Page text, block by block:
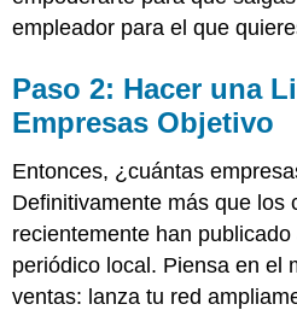
empleador para el que
Paso 2: Hacer una
Empresas Objetivo
Entonces, ¿cuántas
Definitivamente más que los
recientemente han
periódico local. Piensa en el
ventas: lanza tu red